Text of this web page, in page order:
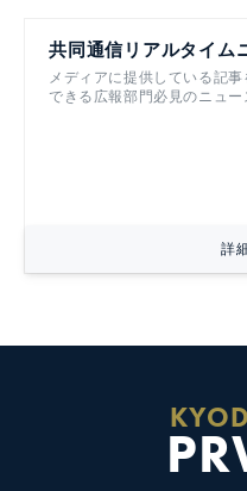
共同通信リアルタイム
メディアに提供している記
できる広報部門必見のニュー
詳